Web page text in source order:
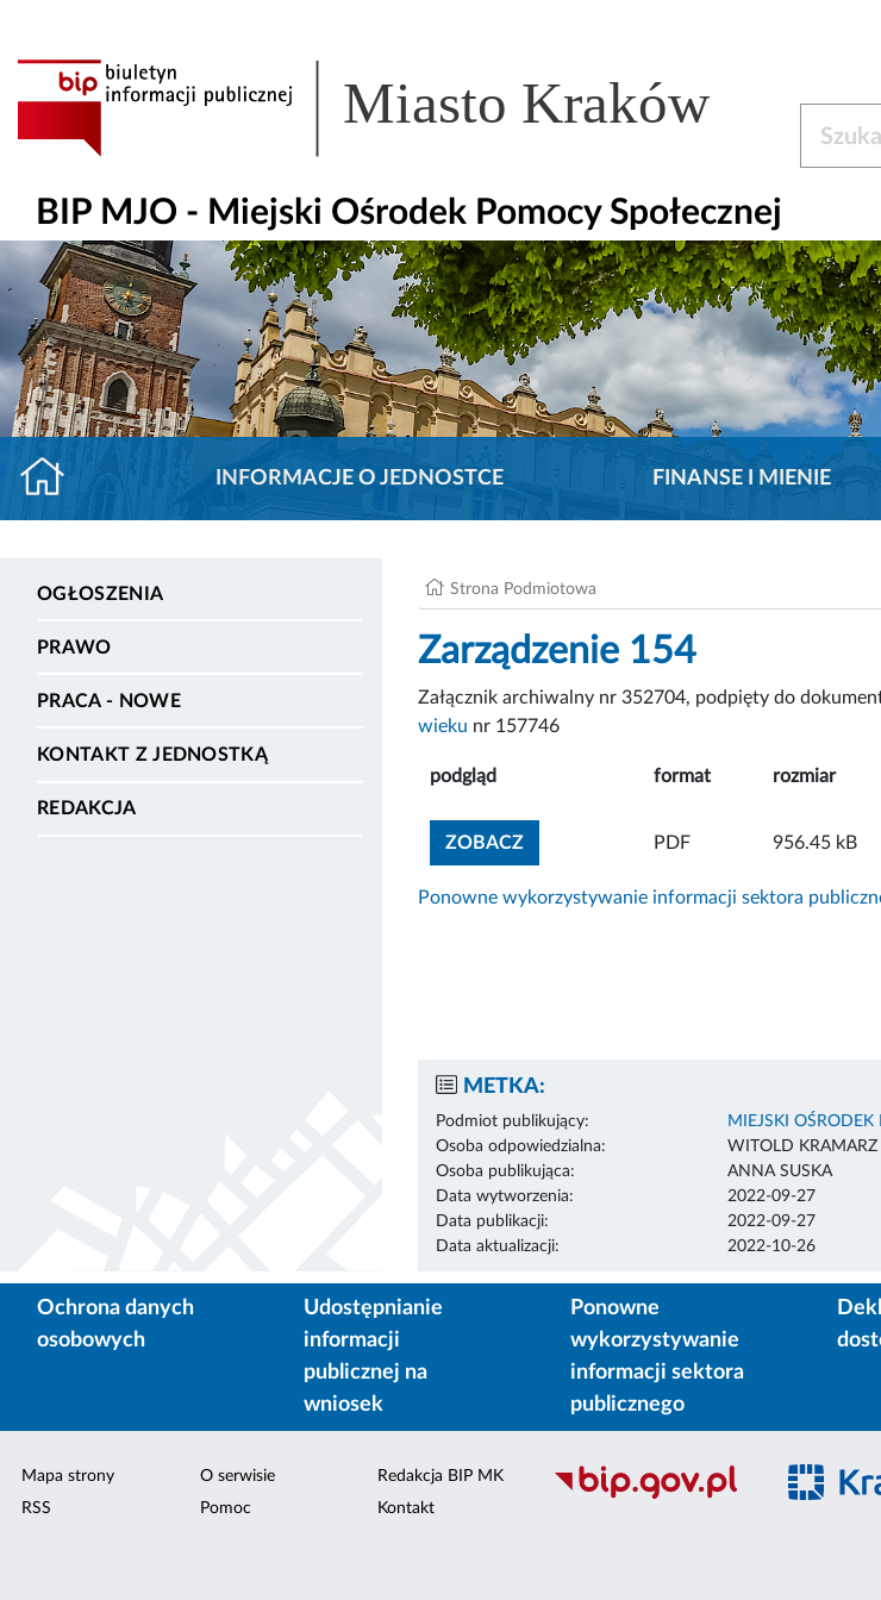
Miasto Kraków
BIP MJO - Miejski Ośrodek Pomocy Społecznej
INFORMACJE O JEDNOSTCE FINANSE I MIENIE
OGŁOSZENIA
PRAWO
PRACA - NOWE
KONTAKT Z JEDNOSTKĄ
REDAKCJA
Strona Podmiotowa
Zarządzenie 154
Załącznik archiwalny nr 352704, podpięty do
wieku nr 157746
podgląd format rozmiar
ZOBACZZOBACZ ZAŁĄCZNIK
PDF 956.45 kB
Ponowne wykorzystywanie informacji sektora
METKA:
Podmiot publikujący:
MIEJSKI OŚRODEK
Osoba odpowiedzialna:
WITOLD KRAMARZ
Osoba publikująca:
ANNA SUSKA
Data wytworzenia:
2022-09-27
Data publikacji:
2022-09-27
Data aktualizacji:
2022-10-26
Ochrona danych
osobowych
Udostępnianie
informacji
publicznej na
wniosek
Ponowne
wykorzystywanie
informacji sektora
publicznego
Mapa strony
RSS
O serwisie
Pomoc
Redakcja BIP MK
Kontakt